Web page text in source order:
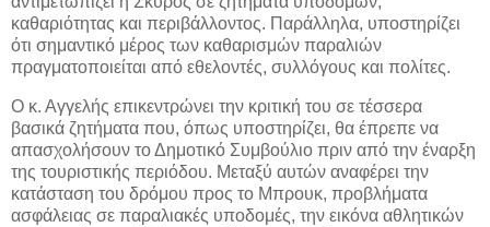
καθαριότητας και περιβάλλοντος. Παράλληλα, υποστηρίζει
ότι σημαντικό μέρος των καθαρισμών παραλιών
πραγματοποιείται από εθελοντές, συλλόγους και πολίτες.
Ο κ. Αγγελής επικεντρώνει την κριτική του σε τέσσερα
βασικά ζητήματα που, όπως υποστηρίζει, θα έπρεπε να
απασχολήσουν το Δημοτικό Συμβούλιο πριν από την έναρξη
της τουριστικής περιόδου. Μεταξύ αυτών αναφέρει την
κατάσταση του δρόμου προς το Μπρουκ, προβλήματα
ασφάλειας σε παραλιακές υποδομές, την εικόνα αθλητικών